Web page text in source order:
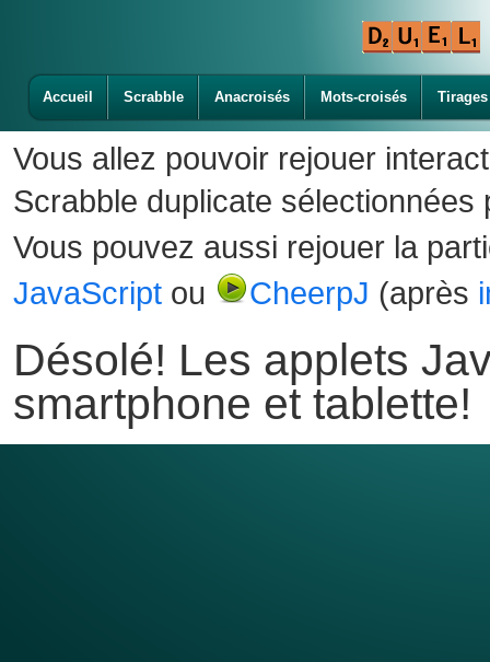
Accueil Scrabble Anacroisés Mots-croisés Tirages
Vous allez pouvoir rejouer
Scrabble duplicate sélectionnées
Vous pouvez aussi rejouer la
JavaScript ou CheerpJ (après
Désolé! Les applets
smartphone et tablette!